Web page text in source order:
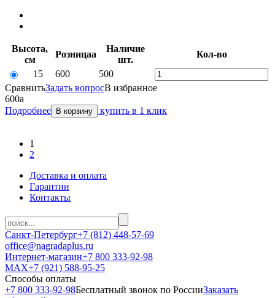
Высота,
см
Розницаa
Наличие
шт.
Кол-во
15
600
500
СравнитьЗадать вопросВ избранное
600a
Подробнее В корзину купить в 1 клик
1
2
Доставка и оплата
Гарантии
Контакты
Санкт-Петербург+7 (812) 448-57-69
office@nagradaplus.ru
Интернет-магазин+7 800 333-92-98
MAX+7 (921) 588-95-25
Способы оплаты
+7 800 333-92-98Бесплатный звонок по РоссииЗаказать